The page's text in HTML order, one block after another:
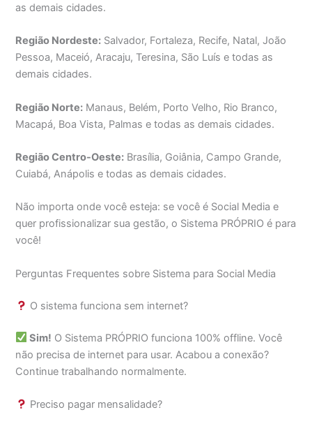
as demais cidades.
Região Nordeste: Salvador, Fortaleza, Recife, Natal, João
Pessoa, Maceió, Aracaju, Teresina, São Luís e todas as
demais cidades.
Região Norte: Manaus, Belém, Porto Velho, Rio Branco,
Macapá, Boa Vista, Palmas e todas as demais cidades.
Região Centro-Oeste: Brasília, Goiânia, Campo Grande,
Cuiabá, Anápolis e todas as demais cidades.
Não importa onde você esteja: se você é Social Media e
quer profissionalizar sua gestão, o Sistema PRÓPRIO é para
você!
Perguntas Frequentes sobre Sistema para Social Media
O sistema funciona sem internet?
Sim! O Sistema PRÓPRIO funciona 100% offline. Você
não precisa de internet para usar. Acabou a conexão?
Continue trabalhando normalmente.
Preciso pagar mensalidade?